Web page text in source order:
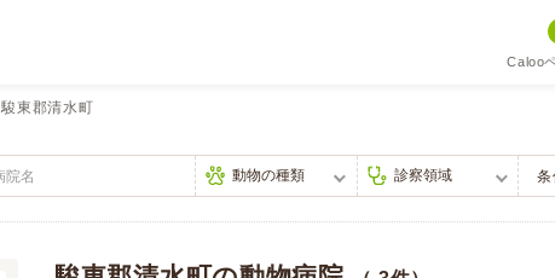
Caloo
駿東郡清水町
条